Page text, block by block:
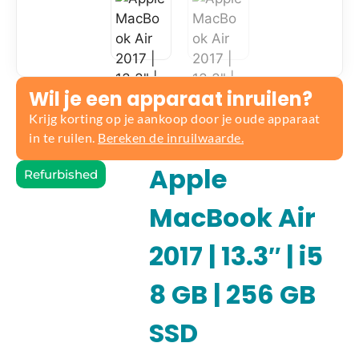
Wil je een apparaat inruilen?
Krijg korting op je aankoop door je oude apparaat
in te ruilen. Bereken de inruilwaarde.
Refurbished
Apple
MacBook Air
2017 | 13.3″ | i5
8 GB | 256 GB
SSD